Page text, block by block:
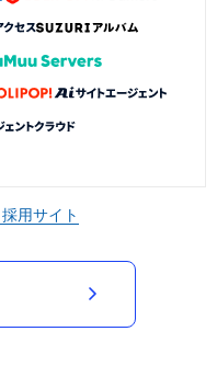
採用サイト